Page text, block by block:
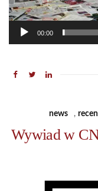
00:00
news ,
Wywiad w